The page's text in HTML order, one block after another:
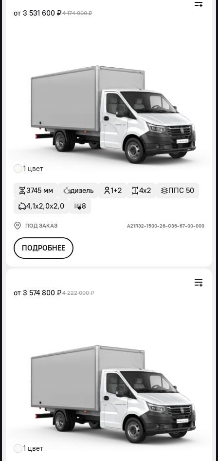
от 3 531 600 ₽4 174 000 ₽
1 цвет
3745 мм дизель 1+2 4x2
ППС 50
4,1х2,0х2,0
8
ПОД ЗАКАЗ А21R32-1500-26-G36-67-00-000
ПОДРОБНЕЕ
от 3 574 800 ₽4 222 000 ₽
1 цвет